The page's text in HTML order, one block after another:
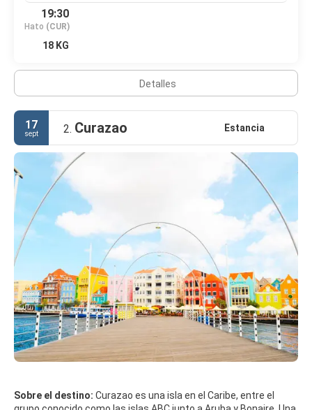
19:30
Hato (CUR)
18 KG
Detalles
17
sept 2. Curazao Estancia
Sobre el destino: Curazao es una isla en el Caribe, entre el